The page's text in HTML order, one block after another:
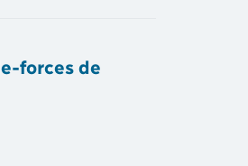
forces de